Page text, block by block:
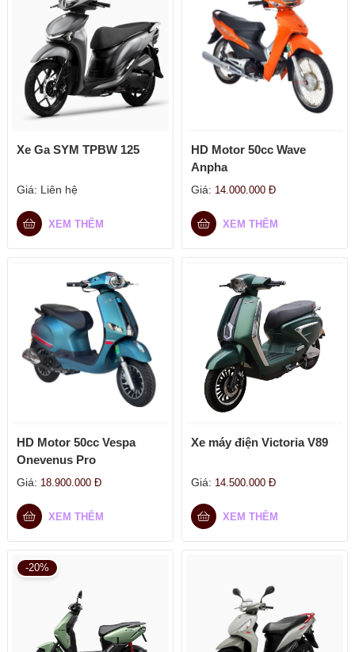
Xe Ga SYM TPBW 125
Giá: Liên hệ
XEM THÊM
HD Motor 50cc Wave
Anpha
Giá: 14.000.000 Đ
XEM THÊM
HD Motor 50cc Vespa
Onevenus Pro
Giá: 18.900.000 Đ
XEM THÊM
Xe máy điện Victoria V89
Giá: 14.500.000 Đ
XEM THÊM
-20%